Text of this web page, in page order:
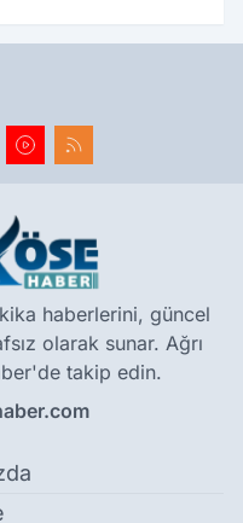
haberlerini, güncel
olarak sunar. Ağrı
takip edin.